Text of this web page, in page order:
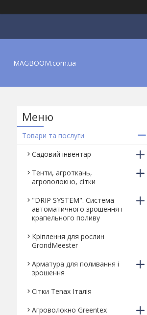
MAGBOOM.com.ua
Товари та послуги
Садовий інвентар
Тенти, агроткань,
агроволокно, сітки
"DRIP SYSTEM". Система
автоматичного зрошення і
крапельного поливу
Кріплення для рослин
GrondMeester
Арматура для поливання і
зрошення
Сітки Tenax Італія
Агроволокно Greentex